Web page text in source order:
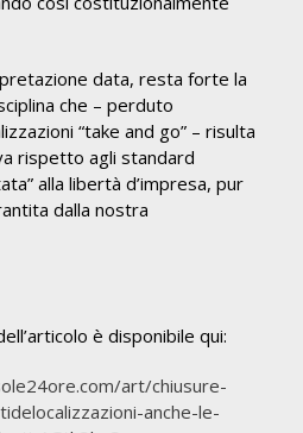
data, resta forte la
che – perduto
“take and go” – risulta
rispetto agli standard
alla libertà d’impresa, pur
dalla nostra
è disponibile qui:
art/chiusure-
anche-le-